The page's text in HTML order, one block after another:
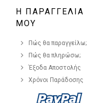
Η ΠΑΡΑΓΓΕΛΙΑ
ΜΟΥ
Πώς θα παραγγείλω;
Πώς θα πληρώσω;
Έξοδα Αποστολής
Χρόνοι Παράδοσης